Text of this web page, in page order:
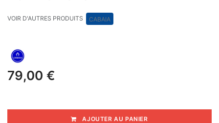
VOIR D'AUTRES PRODUITS CABAIA
79,00 €
AJOUTER AU PANIER